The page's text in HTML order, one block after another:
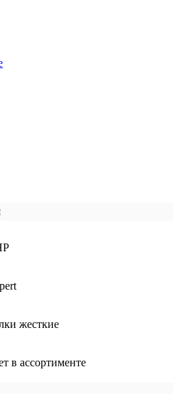
жесткие
в ассортименте